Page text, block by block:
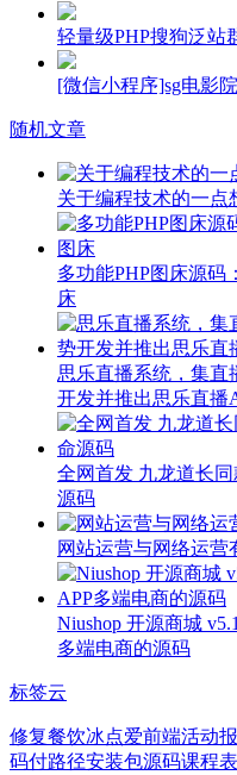
轻量级PHP搜狗泛站
[微信小程序]sg电影
随机文章
关于编程技术的一点
多功能PHP图床源码
床
思乐直播系统，集直
开发并推出思乐直播
全网首发 九龙道长
源码
网站运营与网络运营
Niushop 开源商城
多端电商的源码
标签云
修复餐饮冰点爱前端活动
码付路径安装包源码课程